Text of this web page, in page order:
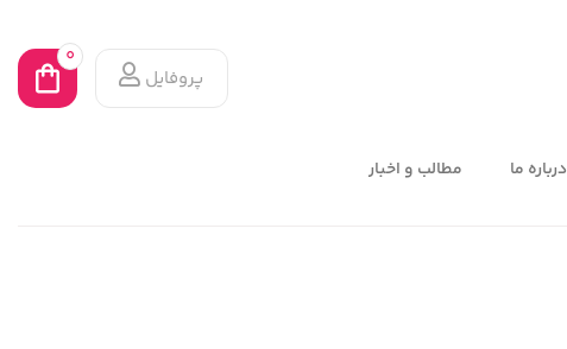
پروفایل
0
درباره ما مطالب و اخبار